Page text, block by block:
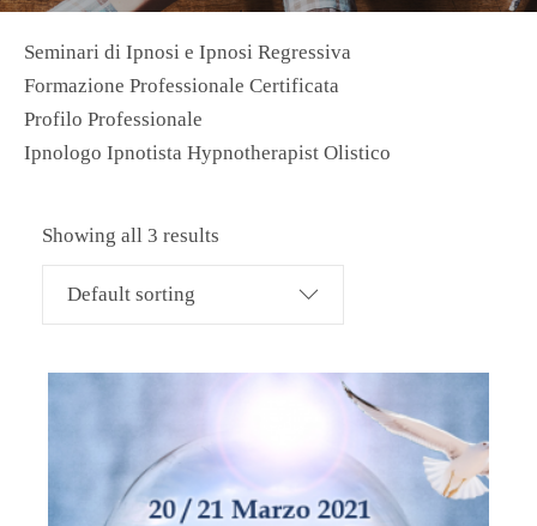
Seminari di Ipnosi e Ipnosi Regressiva
Formazione Professionale Certificata
Profilo Professionale
Ipnologo Ipnotista Hypnotherapist Olistico
Showing all 3 results